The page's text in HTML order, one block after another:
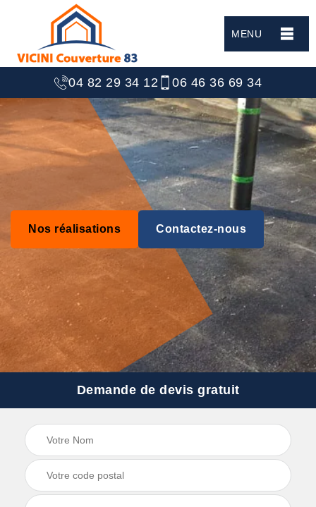
MENU
04 82 29 34 12 06 46 36 69 34
Nos réalisations Contactez-nous
Demande de devis gratuit